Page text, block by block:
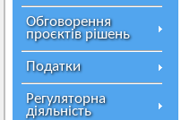
Обговорення
проєктів рішень
Податки
Регуляторна
діяльність